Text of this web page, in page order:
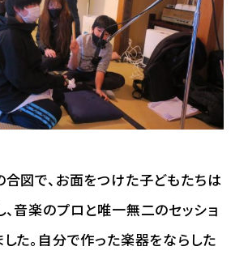
図で、お面をつけた子どもたちは
音楽のプロと唯一無二のセッショ
た。自分で作った楽器をならした